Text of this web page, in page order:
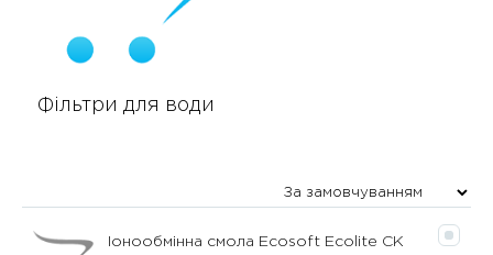
Фільтри для води
Іонообмінна смола Ecosoft Ecolite CK